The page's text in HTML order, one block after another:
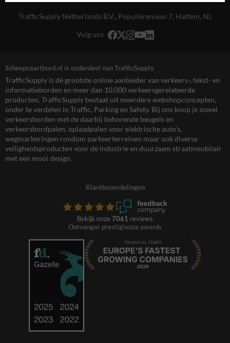
TrafficSupply Netherlands B.V., Populierenlaan 7, Hattem, NL
Volg ons
Scheepvaartbord.nl is onderdeel van TrafficSupply
TrafficSupply is dé grootste online aanbieder van verkeers-, tekst- en
informatieborden en meer dan 10.000 verkeersgerelateerde
producten. TrafficSupply bestaat uit meerdere webshopconcepten,
onder te verdelen in Traffic, Parking en Safety. Bij ons koop je zowel
verkeersborden met de daarbij behorende beugels en
verkeersbordpalen, oplaadpalen voor elektrische auto’s,
wegmarkeringen rondom parkeerterreinen maar ook diverse
veiligheidsproducten voor de industrie en duurzaam straatmeubilair
met een mooi design.
Klantbeoordelingen
Bekijk onze 7061 reviews
Ontvanger prestigieuze awards